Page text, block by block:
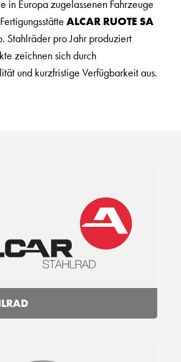
in Europa zugelassenen Fahrzeuge
ALCAR RUOTE SA
Stahlräder pro Jahr produziert
zeichnen sich durch
und kurzfristige Verfügbarkeit aus.